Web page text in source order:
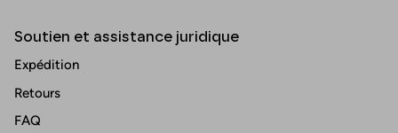
Soutien et assistance juridique
Expédition
Retours
FAQ